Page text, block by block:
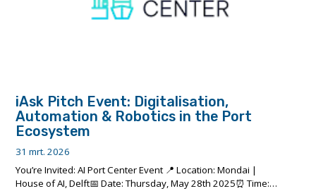
iAsk Pitch Event: Digitalisation,
Automation & Robotics in the Port
Ecosystem
31 mrt. 2026
You’re Invited: AI Port Center Event 📍 Location: Mondai |
House of AI, Delft📅 Date: Thursday, May 28th 2025⏰ Time:…